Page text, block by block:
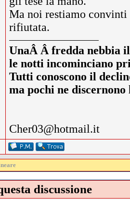
Ma noi restiamo convinti
rifiutata.
UnaÂ Â fredda nebbia
le notti incominciano
Tutti conoscono il
ma pochi ne
Cher03@hotmail.it
discussione